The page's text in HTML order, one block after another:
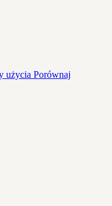
użycia Porównaj